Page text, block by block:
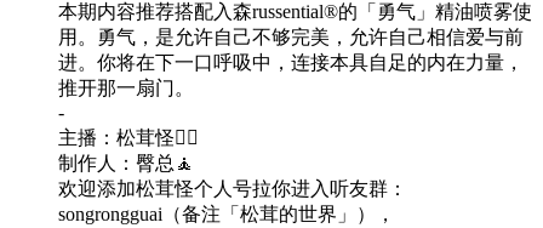
本期内容推荐搭配入森russential®️的「勇气」精油喷雾使
用。勇气，是允许自己不够完美，允许自己相信爱与前
进。你将在下一口呼吸中，连接本具自足的内在力量，
推开那一扇门。
-
主播：松茸怪🧘‍♀️
制作人：臀总🧘
欢迎添加松茸怪个人号拉你进入听友群：
songrongguai（备注「松茸的世界」），